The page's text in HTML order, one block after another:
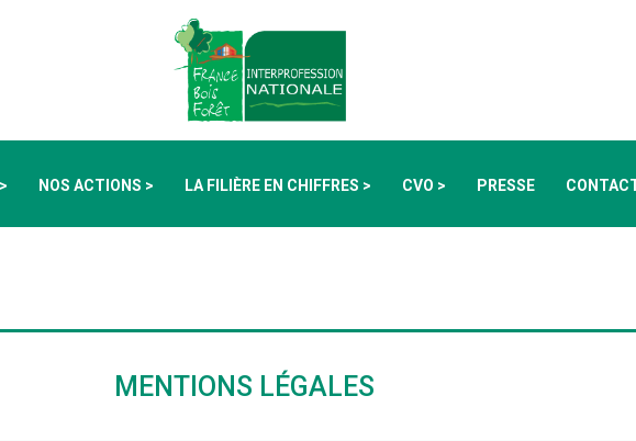
NOS ACTIONS > LA FILIÈRE EN CHIFFRES > CVO > PRESSE
MENTIONS LÉGALES